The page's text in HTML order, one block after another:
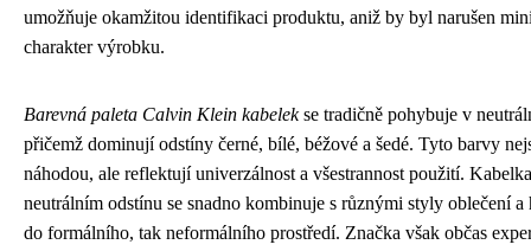
umožňuje okamžitou identifikaci produktu, aniž by byl narušen
charakter výrobku.
Barevná paleta Calvin Klein kabelekse tradičně pohybuje v
přičemž dominují odstíny černé, bílé, béžové a šedé. Tyto barvy
náhodou, ale reflektují univerzálnost a všestrannost použití.
neutrálním odstínu se snadno kombinuje s různými styly oblečení a
do formálního, tak neformálního prostředí. Značka však občas